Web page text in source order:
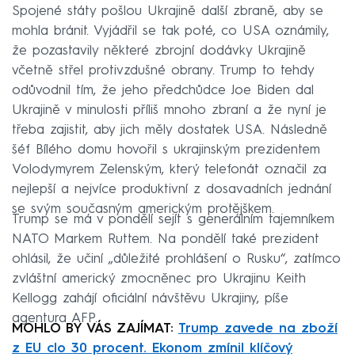
Spojené státy pošlou Ukrajině další zbraně, aby se
mohla bránit. Vyjádřil se tak poté, co USA oznámily,
že pozastavily některé zbrojní dodávky Ukrajině
včetně střel protivzdušné obrany. Trump to tehdy
odůvodnil tím, že jeho předchůdce Joe Biden dal
Ukrajině v minulosti příliš mnoho zbraní a že nyní je
třeba zajistit, aby jich měly dostatek USA. Následně
šéf Bílého domu hovořil s ukrajinským prezidentem
Volodymyrem Zelenským, který telefonát označil za
nejlepší a nejvíce produktivní z dosavadních jednání
se svým současným americkým protějškem.
Trump se má v pondělí sejít s generálním tajemníkem
NATO Markem Ruttem. Na pondělí také prezident
ohlásil, že učiní „důležité prohlášení o Rusku“, zatímco
zvláštní americký zmocněnec pro Ukrajinu Keith
Kellogg zahájí oficiální návštěvu Ukrajiny, píše
agentura AFP.
MOHLO BY VÁS ZAJÍMAT: Trump zavede na zboží
z EU clo 30 procent. Ekonom zmínil klíčový